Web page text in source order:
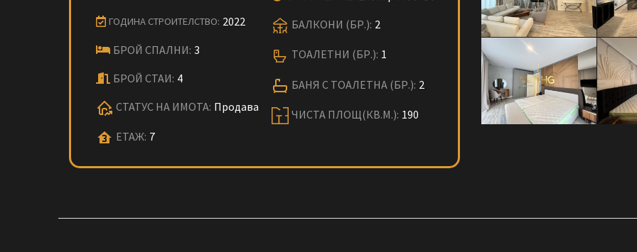
ГОДИНА СТРОИТЕЛСТВО: 2022
БРОЙ СПАЛНИ: 3
БРОЙ СТАИ: 4
СТАТУС НА ИМОТА: Продава
ЕТАЖ: 7
БАЛКОНИ (БР.): 2
ТОАЛЕТНИ (БР.): 1
БАНЯ С ТОАЛЕТНА (БР.): 2
ЧИСТА ПЛОЩ(КВ.М.): 190